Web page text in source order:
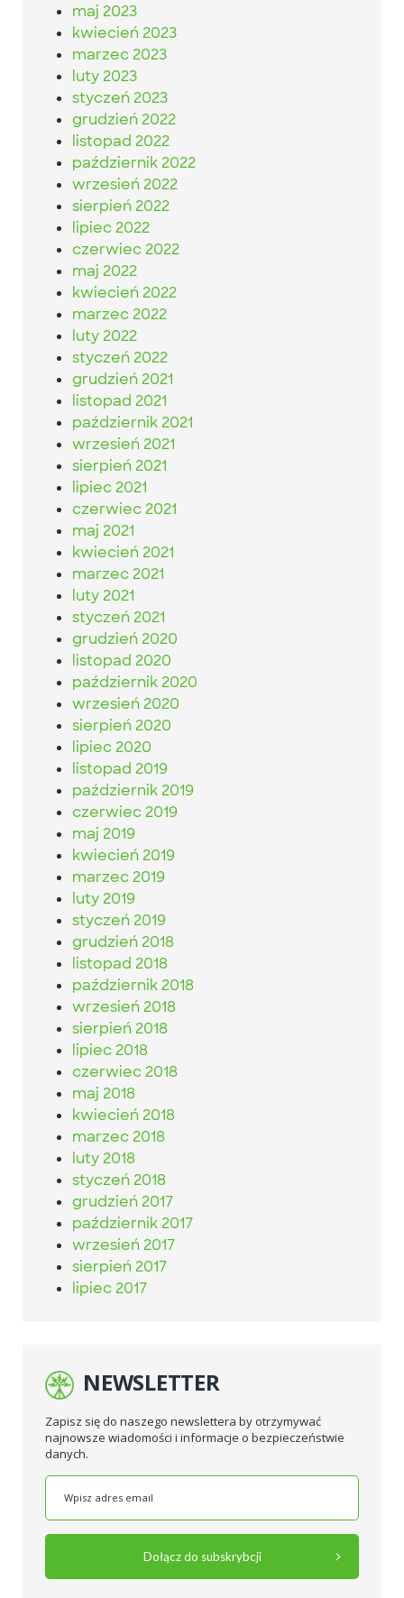
maj 2023
kwiecień 2023
marzec 2023
luty 2023
styczeń 2023
grudzień 2022
listopad 2022
październik 2022
wrzesień 2022
sierpień 2022
lipiec 2022
czerwiec 2022
maj 2022
kwiecień 2022
marzec 2022
luty 2022
styczeń 2022
grudzień 2021
listopad 2021
październik 2021
wrzesień 2021
sierpień 2021
lipiec 2021
czerwiec 2021
maj 2021
kwiecień 2021
marzec 2021
luty 2021
styczeń 2021
grudzień 2020
listopad 2020
październik 2020
wrzesień 2020
sierpień 2020
lipiec 2020
listopad 2019
październik 2019
czerwiec 2019
maj 2019
kwiecień 2019
marzec 2019
luty 2019
styczeń 2019
grudzień 2018
listopad 2018
październik 2018
wrzesień 2018
sierpień 2018
lipiec 2018
czerwiec 2018
maj 2018
kwiecień 2018
marzec 2018
luty 2018
styczeń 2018
grudzień 2017
październik 2017
wrzesień 2017
sierpień 2017
lipiec 2017
NEWSLETTER
Zapisz się do naszego newslettera by otrzymywać
najnowsze wiadomości i informacje o bezpieczeństwie
danych.